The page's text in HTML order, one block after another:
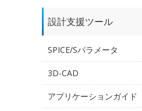
設計支援ツール
SPICE/Sパラメータ
3D-CAD
アプリケーションガイド